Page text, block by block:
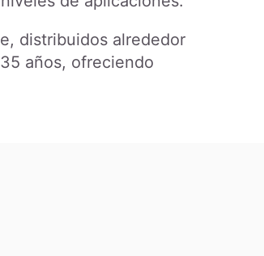
distribuidos alrededor
años, ofreciendo